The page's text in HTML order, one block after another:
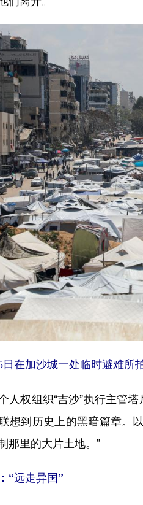
日在加沙城一处临时避难所
权组织“吉沙”执行主管塔
想到历史上的黑暗篇章。
那里的大片土地。”
“远走异国”